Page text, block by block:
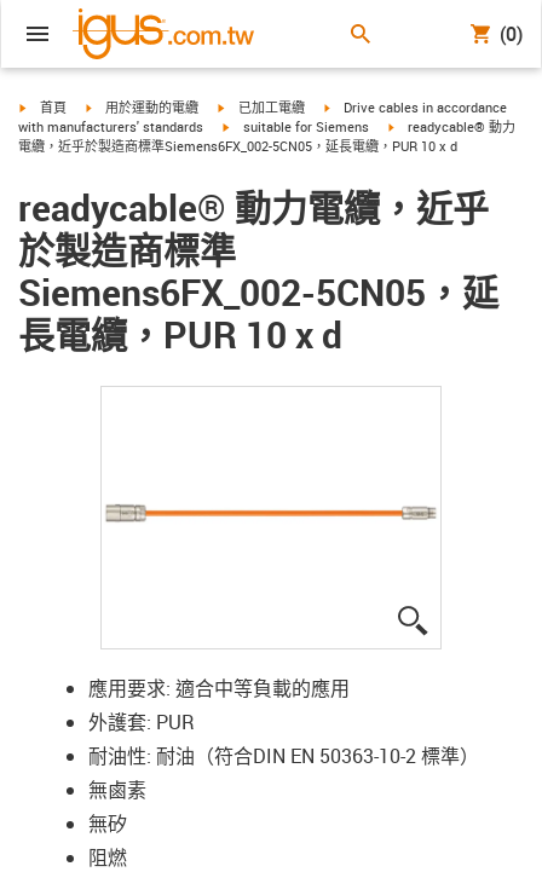
(0)
igus-icon-arrow-right
首頁 igus-icon-arrow-right
用於運動的電纜 igus-icon-arrow-right
已加工電纜 igus-icon-arrow-right
Drive cables in accordance
with manufacturers' standards
igus-icon-arrow-right
suitable for Siemens igus-icon-arrow-right
readycable® 動力
電纜，近乎於製造商標準Siemens6FX_002-5CN05，延長電纜，PUR 10 x d
readycable® 動力電纜，近乎
於製造商標準
Siemens6FX_002-5CN05，延
長電纜，PUR 10 x d
應用要求: 適合中等負載的應用
外護套: PUR
耐油性: 耐油（符合DIN EN 50363-10-2 標準）
無鹵素
無矽
阻燃